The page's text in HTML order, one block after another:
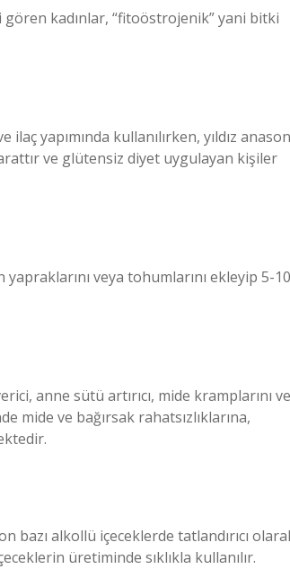
kadınlar, “fitoöstrojenik” yani bitki
yapımında kullanılırken, yıldız anason
ve glütensiz diyet uygulayan kişiler
yapraklarını veya tohumlarını ekleyip 5-10
anne sütü artırıcı, mide kramplarını ve
mide ve bağırsak rahatsızlıklarına,
bazı alkollü içeceklerde tatlandırıcı
üretiminde sıklıkla kullanılır.